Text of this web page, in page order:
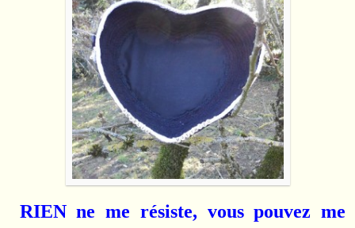
RIEN ne me résiste, vous pouvez me